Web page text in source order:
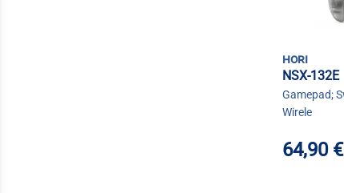
hori
NSX-132E
Gamepad;
Wirele
64,90 €